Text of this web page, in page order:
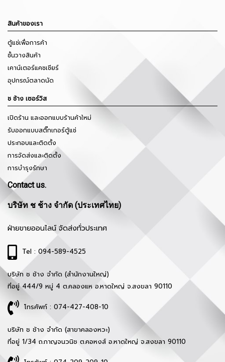
สินค้าของเรา
ตู้แช่เพื่อการค้า
ชั้นวางสินค้า
เคาน์เตอร์แคชเชียร์
อุปกรณ์ตลาดนัด
ช ช้าง เซอร์วิส
เปิดร้าน และออกแบบร้านค้าใหม่
รับออกแบบสติ๊กเกอร์ตู้แช่
ประกอบและติดตั้ง
การจัดส่งและติดตั้ง
การบำรุงรักษา
Contact us.
บริษัท ช ช้าง จำกัด (ประเทศไทย)
ฝ่ายขายออนไลน์ จัดส่งทั่วประเทศ
Tel : 094-589-4525
บริษัท ช ช้าง จำกัด (สำนักงานใหญ่)
ที่อยู่ 444/9 หมู่ 4 ต.คลองแห อ.หาดใหญ่ จ.สงขลา 90110
โทรศัพท์ : 074-427-408-10
บริษัท ช ช้าง จำกัด (สาขาคลองหวะ)
ที่อยู่ 1/34 ถ.กาญจนวนิช ต.คอหงส์ อ.หาดใหญ่ จ.สงขลา 90110